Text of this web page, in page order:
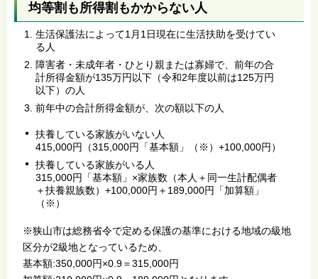
均等割も所得割もかからない人
生活保護法によって1月1日現在に生活扶助を受けてい
る人
障害者・未成年者・ひとり親または寡婦で、前年の合
計所得金額が135万円以下（令和2年度以前は125万円
以下）の人
前年中の合計所得金額が、次の額以下の人
扶養している家族がいない人
415,000円（315,000円「基本額」（※）+100,000円）
扶養している家族がいる人
315,000円「基本額」×家族数（本人＋同一生計配偶者
＋扶養親族数）+100,000円＋189,000円「加算額」
（※）
※狭山市は総務省令で定める保護の基準における地域の級地
区分が2級地となっているため、
基本額:350,000円×0.9＝315,000円